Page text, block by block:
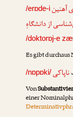
آهنین /erɒde-i
از دانشگاهِ
/doktorɒj-e
Es gibt
،ناپاکی/nɒpɒki/
Von
einer